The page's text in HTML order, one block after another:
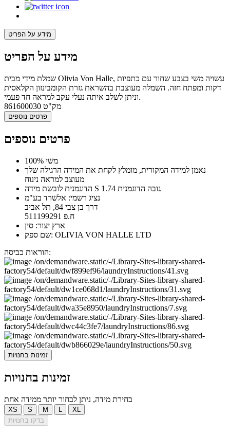
מידע על הפריט
מידע על הפריט
שמלת מידי מבית Olivia Von Halle, עשויה משי בצבע שחור עם כתפיות
דקות ומפתח חזה. השמלה מעוצבת בהשראת גזרת הקומבינזון הקלאסית
וניתן לשלב איתה נעלי עקב למראה חד פעמי.
מק"ט 861600030
פרטים נוספים
פרטים נוספים
100% משי
נאמן למידה המקורית, מומלץ לקחת את המידה הרגילה שלך
מעוצב למראה נינוח
הדוגמנית לובשת מידה S גובה הדוגמנית 1.74
נציג רשמי: אלשרד בע"מ
דרך בן צבי 84, תל אביב
ח.פ 511199291
ארץ יצור: סין
שם ספק: OLIVIA VON HALLE LTD
הוראות כביסה:
זמינות בחנויות
זמינות בחנויות
בחירת מידה, ניתן לבחור יותר ממידה אחת
XS S M
XL
בדקו בחנויות